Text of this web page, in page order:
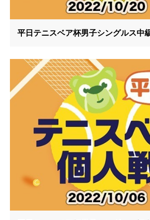
平日テニスベア杯男子シングルス中